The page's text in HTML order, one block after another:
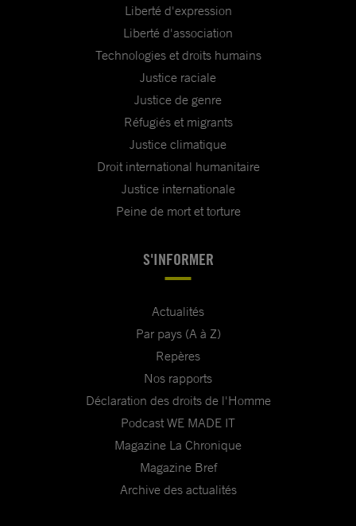
Liberté d'expression
Liberté d'association
Technologies et droits humains
Justice raciale
Justice de genre
Réfugiés et migrants
Justice climatique
Droit international humanitaire
Justice internationale
Peine de mort et torture
S'INFORMER
Actualités
Par pays (A à Z)
Repères
Nos rapports
Déclaration des droits de l'Homme
Podcast WE MADE IT
Magazine La Chronique
Magazine Bref
Archive des actualités